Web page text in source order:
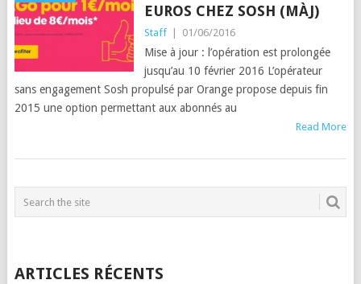
EUROS CHEZ SOSH (MÀJ)
Staff 01/06/2016
Mise à jour : l’opération est prolongée
jusqu’au 10 février 2016 L’opérateur
sans engagement Sosh propulsé par Orange propose depuis fin
2015 une option permettant aux abonnés au
Read More
ARTICLES RÉCENTS